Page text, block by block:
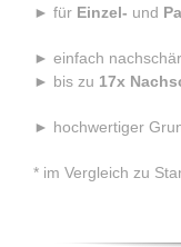
► für Einzel- und
► einfach
► bis zu 17x
► hochwertiger
* im Vergleich zu